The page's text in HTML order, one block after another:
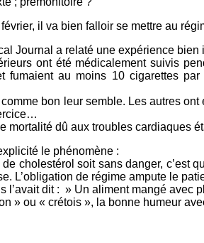
il va bien falloir se mettre au
Journal a relaté une expérience bien
ont été médicalement suivis
fumaient au moins 10 cigarettes
bon leur semble. Les autres
mortalité dû aux troubles cardiaques
le phénomène :
de cholestérol soit sans danger,
L’obligation de régime ampute le
l’avait dit : » Un aliment mangé avec
» ou « crétois », la bonne humeur